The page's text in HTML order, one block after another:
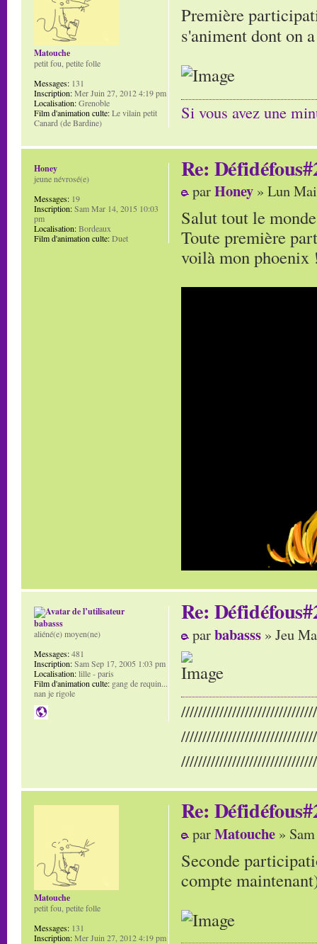
Première
s'animent dont on
Si vous avez une
Matouche
petit fou, petite folle
Messages: 131
Inscription:Mer Juin 27, 2012 4:19 pm
Localisation:Grenoble
Film d'animation culte:Le vilain petit
Canard (de Bardine)
Re:
parHoney » Lun
Salut tout le
Toute première
voilà mon phoenix
Honey
jeune névrosé(e)
Messages: 19
Inscription:Sam Mar 14, 2015 10:03
pm
Localisation:Bordeaux
Film d'animation culte:Duet
Re:
parbabasss » Jeu
babasss
aliéné(e) moyen(ne)
Messages:481
Inscription:Sam Sep 17, 2005 1:03 pm
Localisation:lille - paris
Film d'animation culte: gang de requin...
nan je rigole
Re:
parMatouche »
Seconde
compte
Matouche
petit fou, petite folle
Messages: 131
Inscription:Mer Juin 27, 2012 4:19 pm